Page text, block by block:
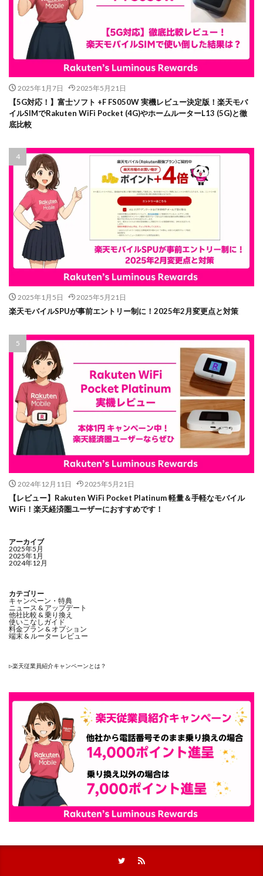
2025年1月7日 2025年5月21日
【5G対応！】富士ソフト +F FS050W 実機レビュー決定版！楽天モバ
イルSIMでRakuten WiFi Pocket (4G)やホームルーターL13 (5G)と徹
底比較
2025年1月5日 2025年5月21日
楽天モバイルSPUが事前エントリー制に！2025年2月変更点と対策
2024年12月11日 2025年5月21日
【レビュー】Rakuten WiFi Pocket Platinum 軽量＆手軽なモバイル
WiFi！楽天経済圏ユーザーにおすすめです！
アーカイブ
2025年5月
2025年1月
2024年12月
カテゴリー
キャンペーン・特典
ニュース & アップデート
他社比較 & 乗り換え
使いこなしガイド
料金プラン & オプション
端末 & ルーター レビュー
▷楽天従業員紹介キャンペーンとは？